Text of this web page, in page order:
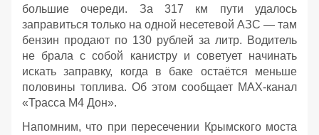
большие очереди. За 317 км пути удалось
заправиться только на одной несетевой АЗС — там
бензин продают по 130 рублей за литр. Водитель
не брала с собой канистру и советует начинать
искать заправку, когда в баке остаётся меньше
половины топлива. Об этом сообщает МАХ-канал
«Трасса М4 Дон».
Напомним, что при пересечении Крымского моста